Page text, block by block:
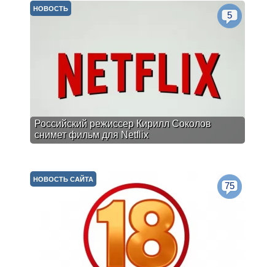
Российский режиссер Кирилл Соколов
снимет фильм для Netflix
НОВОСТЬ
5
НОВОСТЬ САЙТА
75